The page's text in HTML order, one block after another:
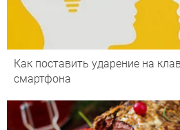
Как поставить ударение на
смартфона